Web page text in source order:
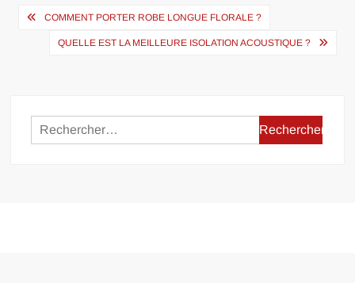
Navigation
COMMENT PORTER ROBE LONGUE FLORALE ?
QUELLE EST LA MEILLEURE ISOLATION ACOUSTIQUE ?
Rechercher :